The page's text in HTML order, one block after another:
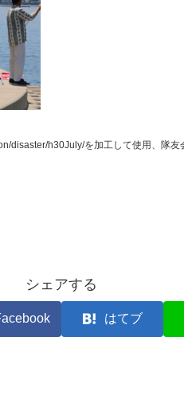
h30July/を加工して使用、隊友
シェアする
はてブ